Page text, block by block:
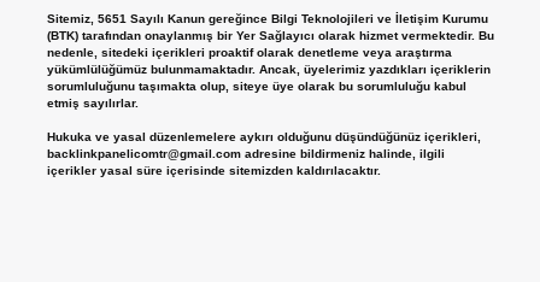
Sitemiz, 5651 Sayılı Kanun gereğince Bilgi Teknolojileri ve İletişim Kurumu
(BTK) tarafından onaylanmış bir Yer Sağlayıcı olarak hizmet vermektedir. Bu
nedenle, sitedeki içerikleri proaktif olarak denetleme veya araştırma
yükümlülüğümüz bulunmamaktadır. Ancak, üyelerimiz yazdıkları içeriklerin
sorumluluğunu taşımakta olup, siteye üye olarak bu sorumluluğu kabul
etmiş sayılırlar.
Hukuka ve yasal düzenlemelere aykırı olduğunu düşündüğünüz içerikleri,
backlinkpanelicomtr@gmail.comadresine bildirmeniz halinde, ilgili
içerikler yasal süre içerisinde sitemizden kaldırılacaktır.